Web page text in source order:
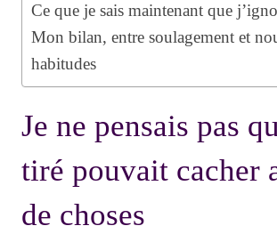
Ce que je sais maintenant que
Mon bilan, entre soulagement et
habitudes
Je ne pensais pas
tiré pouvait cacher
de choses